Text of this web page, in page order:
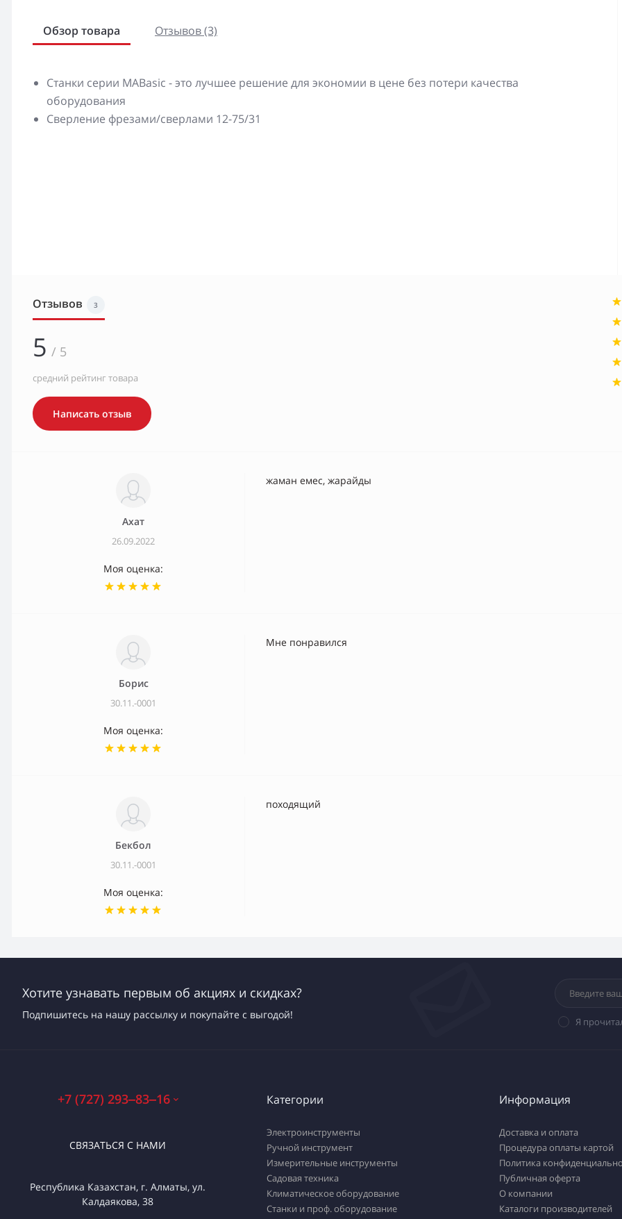
Обзор товара Отзывов (3)
Станки серии MABasic - это лучшее решение для экономии в цене без потери качества
оборудования
Сверление фрезами/сверлами 12-75/31
Отзывов 3
5 / 5
средний рейтинг товара
Написать отзыв
Ахат
26.09.2022
Моя оценка:
жаман емес, жарайды
Борис
30.11.-0001
Моя оценка:
Мне понравился
Бекбол
30.11.-0001
Моя оценка:
походящий
Хотите узнавать первым об акциях и скидках?
Подпишитесь на нашу рассылку и покупайте с выгодой!
Я
+7 (727) 293‒83‒16
СВЯЗАТЬСЯ С НАМИ
Республика Казахстан, г. Алматы, ул.
Калдаякова, 38
Категории
Электроинструменты
Ручной инструмент
Измерительные инструменты
Садовая техника
Климатическое оборудование
Станки и проф. оборудование
Информация
Доставка и оплата
Процедура оплаты картой
Политика
Публичная оферта
О компании
Каталоги производителей